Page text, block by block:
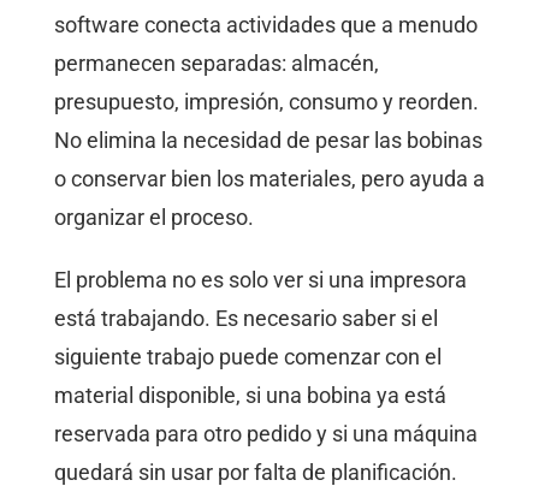
software conecta actividades que a menudo
permanecen separadas: almacén,
presupuesto, impresión, consumo y reorden.
No elimina la necesidad de pesar las bobinas
o conservar bien los materiales, pero ayuda a
organizar el proceso.
El problema no es solo ver si una impresora
está trabajando. Es necesario saber si el
siguiente trabajo puede comenzar con el
material disponible, si una bobina ya está
reservada para otro pedido y si una máquina
quedará sin usar por falta de planificación.